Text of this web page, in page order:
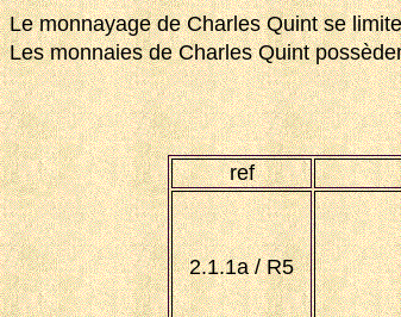
Le monnayage de Charles Quint se
Les monnaies de Charles Quint
ref
2.1.1a / R5